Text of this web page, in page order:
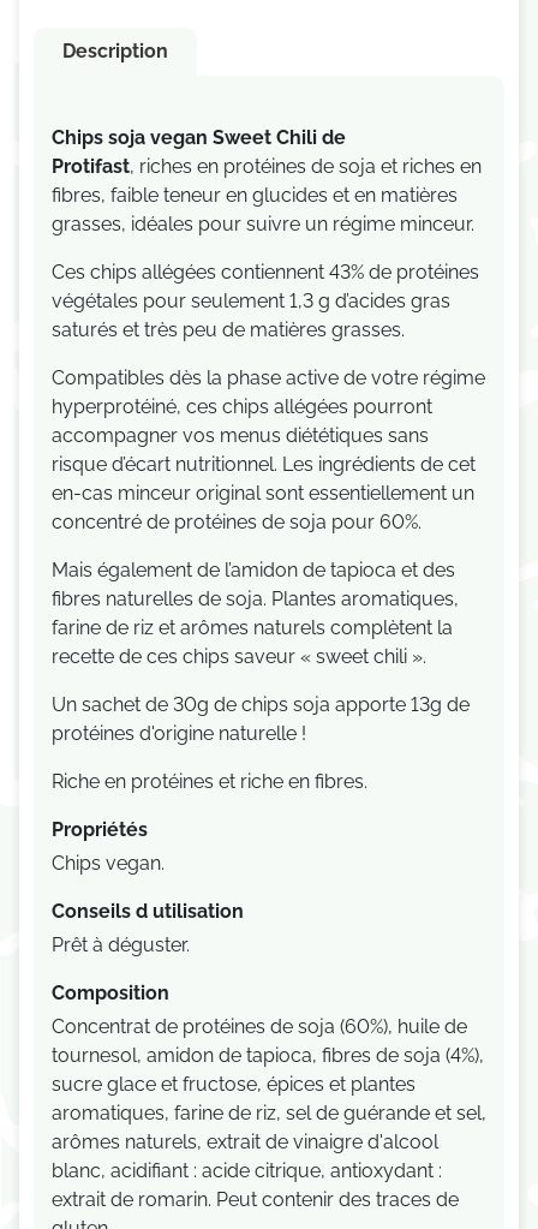
Description
Chips soja vegan Sweet Chili de
Protifast, riches en protéines de soja et riches en
fibres, faible teneur en glucides et en matières
grasses, idéales pour suivre un régime minceur.
Ces chips allégées contiennent 43% de protéines
végétales pour seulement 1,3 g d’acides gras
saturés et très peu de matières grasses.
Compatibles dès la phase active de votre régime
hyperprotéiné, ces chips allégées pourront
accompagner vos menus diététiques sans
risque d’écart nutritionnel. Les ingrédients de cet
en-cas minceur original sont essentiellement un
concentré de protéines de soja pour 60%.
Mais également de l’amidon de tapioca et des
fibres naturelles de soja. Plantes aromatiques,
farine de riz et arômes naturels complètent la
recette de ces chips saveur « sweet chili ».
Un sachet de 30g de chips soja apporte 13g de
protéines d'origine naturelle !
Riche en protéines et riche en fibres.
Propriétés
Chips vegan.
Conseils d utilisation
Prêt à déguster.
Composition
Concentrat de protéines de soja (60%), huile de
tournesol, amidon de tapioca, fibres de soja (4%),
sucre glace et fructose, épices et plantes
aromatiques, farine de riz, sel de guérande et sel,
arômes naturels, extrait de vinaigre d'alcool
blanc, acidifiant : acide citrique, antioxydant :
extrait de romarin. Peut contenir des traces de